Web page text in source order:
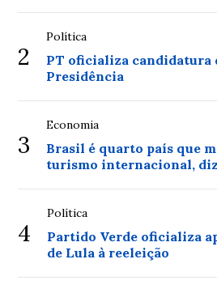
2
Política
PT oficializa candidatura
Presidência
3
Economia
Brasil é quarto país que
turismo internacional, diz
4
Política
Partido Verde oficializa
de Lula à reeleição